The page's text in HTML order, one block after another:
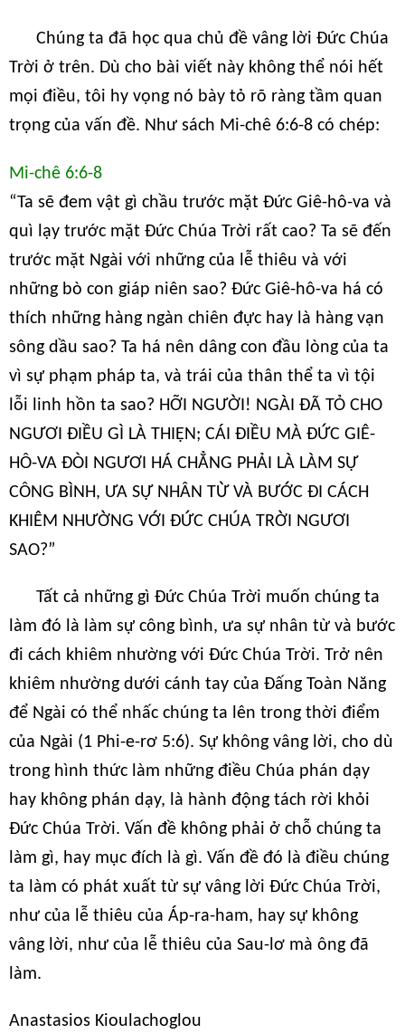
Chúng ta đã học qua chủ đề vâng lời Đức Chúa
Trời ở trên. Dù cho bài viết này không thể nói hết
mọi điều, tôi hy vọng nó bày tỏ rõ ràng tầm quan
trọng của vấn đề. Như sách Mi-chê 6:6-8 có chép:
Mi-chê 6:6-8
“Ta sẽ đem vật gì chầu trước mặt Đức Giê-hô-va và
quì lạy trước mặt Đức Chúa Trời rất cao? Ta sẽ đến
trước mặt Ngài với những của lễ thiêu và với
những bò con giáp niên sao? Đức Giê-hô-va há có
thích những hàng ngàn chiên đực hay là hàng vạn
sông dầu sao? Ta há nên dâng con đầu lòng của ta
vì sự phạm pháp ta, và trái của thân thể ta vì tội
lỗi linh hồn ta sao? HỠI NGƯỜI! NGÀI ĐÃ TỎ CHO
NGƯƠI ĐIỀU GÌ LÀ THIỆN; CÁI ĐIỀU MÀ ĐỨC GIÊ-
HÔ-VA ĐÒI NGƯƠI HÁ CHẲNG PHẢI LÀ LÀM SỰ
CÔNG BÌNH, ƯA SỰ NHÂN TỪ VÀ BƯỚC ĐI CÁCH
KHIÊM NHƯỜNG VỚI ĐỨC CHÚA TRỜI NGƯƠI
SAO?”
Tất cả những gì Đức Chúa Trời muốn chúng ta
làm đó là làm sự công bình, ưa sự nhân từ và bước
đi cách khiêm nhường với Đức Chúa Trời. Trở nên
khiêm nhường dưới cánh tay của Đấng Toàn Năng
để Ngài có thể nhấc chúng ta lên trong thời điểm
của Ngài (1 Phi-e-rơ 5:6). Sự không vâng lời, cho dù
trong hình thức làm những điều Chúa phán dạy
hay không phán dạy, là hành động tách rời khỏi
Đức Chúa Trời. Vấn đề không phải ở chỗ chúng ta
làm gì, hay mục đích là gì. Vấn đề đó là điều chúng
ta làm có phát xuất từ sự vâng lời Đức Chúa Trời,
như của lễ thiêu của Áp-ra-ham, hay sự không
vâng lời, như của lễ thiêu của Sau-lơ mà ông đã
làm.
Anastasios Kioulachoglou